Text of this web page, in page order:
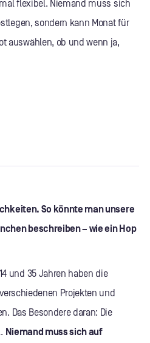
flexibel. Niemand muss sich
sondern kann Monat für
auswählen, ob und wenn ja,
So könnte man unsere
beschreiben – wie ein Hop
und 35 Jahren haben die
Projekten und
Das Besondere daran: Die
Niemand muss sich auf